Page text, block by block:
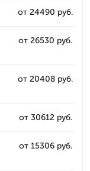
от 24490 руб.
от 26530 руб.
от 20408 руб.
от 30612 руб.
от 15306 руб.